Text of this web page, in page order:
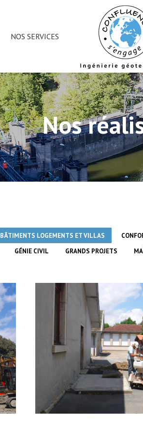
NOS SERVICES
Nos
BÂTIMENTS LOGEMENTS ET VILLAS
GÉNIE CIVIL GRANDS PROJETS